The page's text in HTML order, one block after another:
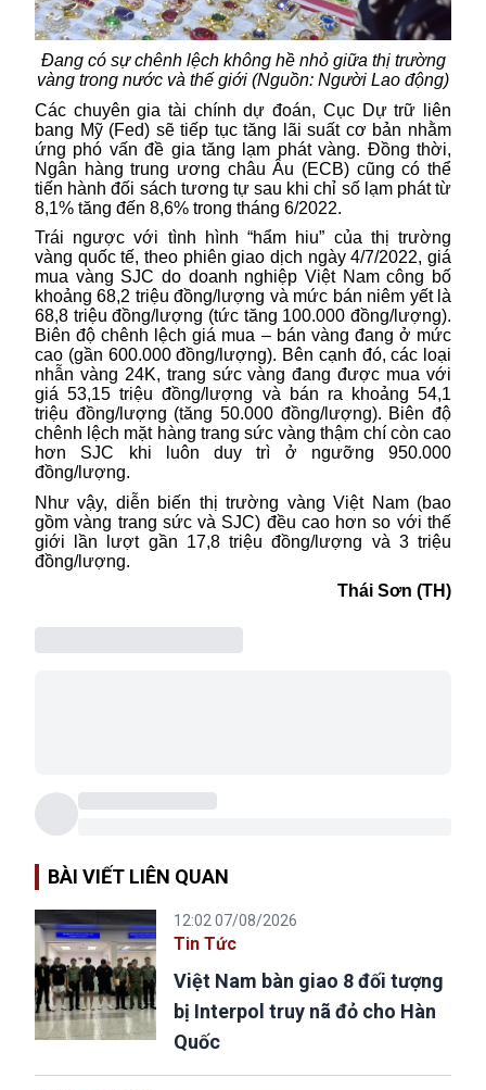
Đang có sự chênh lệch không hề nhỏ giữa thị trường
vàng trong nước và thế giới (Nguồn: Người Lao động)
Các chuyên gia tài chính dự đoán, Cục Dự trữ liên
bang Mỹ (Fed) sẽ tiếp tục tăng lãi suất cơ bản nhằm
ứng phó vấn đề gia tăng lạm phát vàng. Đồng thời,
Ngân hàng trung ương châu Âu (ECB) cũng có thể
tiến hành đối sách tương tự sau khi chỉ số lạm phát từ
8,1% tăng đến 8,6% trong tháng 6/2022.
Trái ngược với tình hình “hẩm hiu” của thị trường
vàng quốc tế, theo phiên giao dịch ngày 4/7/2022, giá
mua vàng SJC do doanh nghiệp Việt Nam công bố
khoảng 68,2 triệu đồng/lượng và mức bán niêm yết là
68,8 triệu đồng/lượng (tức tăng 100.000 đồng/lượng).
Biên độ chênh lệch giá mua – bán vàng đang ở mức
cao (gần 600.000 đồng/lượng). Bên cạnh đó, các loại
nhẫn vàng 24K, trang sức vàng đang được mua với
giá 53,15 triệu đồng/lượng và bán ra khoảng 54,1
triệu đồng/lượng (tăng 50.000 đồng/lượng). Biên độ
chênh lệch mặt hàng trang sức vàng thậm chí còn cao
hơn SJC khi luôn duy trì ở ngưỡng 950.000
đồng/lượng.
Như vậy, diễn biến thị trường vàng Việt Nam (bao
gồm vàng trang sức và SJC) đều cao hơn so với thế
giới lần lượt gần 17,8 triệu đồng/lượng và 3 triệu
đồng/lượng.
Thái Sơn (TH)
BÀI VIẾT LIÊN QUAN
12:02 07/08/2026
Tin Tức
Việt Nam bàn giao 8 đối tượng
bị Interpol truy nã đỏ cho Hàn
Quốc